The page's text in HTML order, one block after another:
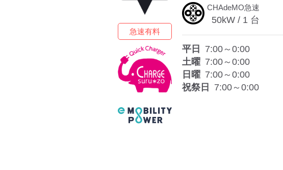
急速有料
CHAdeMO急速
50kW / 1 台
平日
7:00～0:00
土曜 7:00～0:00
日曜 7:00～0:00
祝祭日
7:00～0:00